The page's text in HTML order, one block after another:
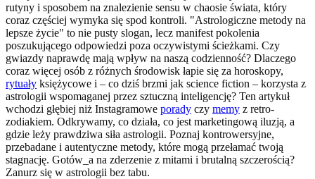
rutyny i sposobem na znalezienie sensu w chaosie świata, który
coraz częściej wymyka się spod kontroli. "Astrologiczne metody na
lepsze życie" to nie pusty slogan, lecz manifest pokolenia
poszukującego odpowiedzi poza oczywistymi ścieżkami. Czy
gwiazdy naprawdę mają wpływ na naszą codzienność? Dlaczego
coraz więcej osób z różnych środowisk łapie się za horoskopy,
rytuały księżycowe i – co dziś brzmi jak science fiction – korzysta z
astrologii wspomaganej przez sztuczną inteligencję? Ten artykuł
wchodzi głębiej niż Instagramowe porady czy memy z retro-
zodiakiem. Odkrywamy, co działa, co jest marketingową iluzją, a
gdzie leży prawdziwa siła astrologii. Poznaj kontrowersyjne,
przebadane i autentyczne metody, które mogą przełamać twoją
stagnację. Gotów_a na zderzenie z mitami i brutalną szczerością?
Zanurz się w astrologii bez tabu.